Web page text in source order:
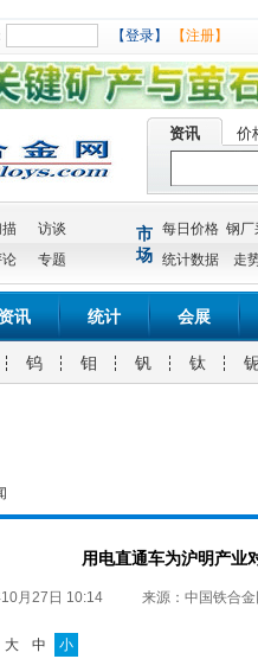
【登录】 【注册】
资讯 价
描
访谈
专题
市
场
每日价格 钢厂
统计数据
走
讯 统计 会展
钨 钼 钒 钛
用电直通车为沪明产业
月27日 10:14 来源：中国铁合金
大 中 小